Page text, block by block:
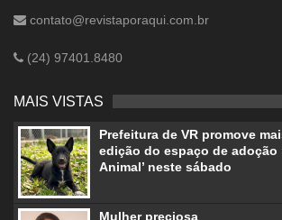
contato@revistaporaqui.com.br
(24) 97401.8480
MAIS VISTAS
Prefeitura de VR promove
edição do espaço de adoção
Animal’ neste sábado
Mulher preciosa